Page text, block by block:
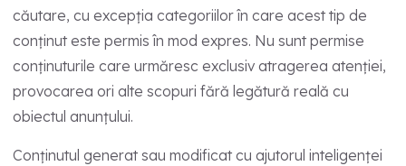
căutare, cu excepția categoriilor în care acest tip de
conținut este permis în mod expres. Nu sunt permise
conținuturile care urmăresc exclusiv atragerea atenției,
provocarea ori alte scopuri fără legătură reală cu
obiectul anunțului.
Conținutul generat sau modificat cu ajutorul inteligenței